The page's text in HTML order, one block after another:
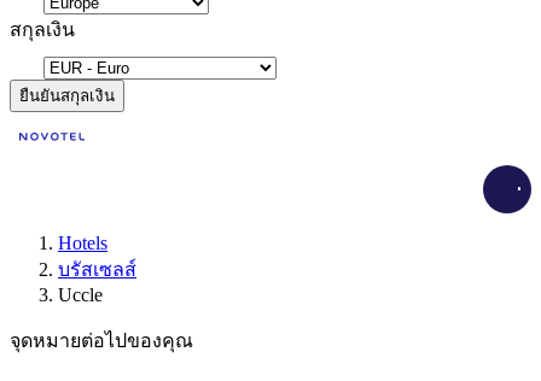
สกุลเงิน
ยืนยันสกุลเงิน
Hotels
บรัสเซลส์
Uccle
จุดหมายต่อไปของคุณ